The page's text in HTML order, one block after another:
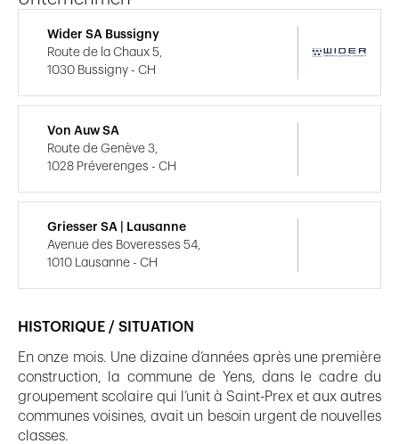
HISTORIQUE / SITUATION
En onze mois. Une dizaine d’années après une première
construction, la commune de Yens, dans le cadre du
groupement scolaire qui l’unit à Saint-Prex et aux autres
communes voisines, avait un besoin urgent de nouvelles
classes.
Wider SA Bussigny
Route de la Chaux 5,
1030 Bussigny - CH
Von Auw SA
Route de Genève 3,
1028 Préverenges - CH
Griesser SA | Lausanne
Avenue des Boveresses 54,
1010 Lausanne - CH